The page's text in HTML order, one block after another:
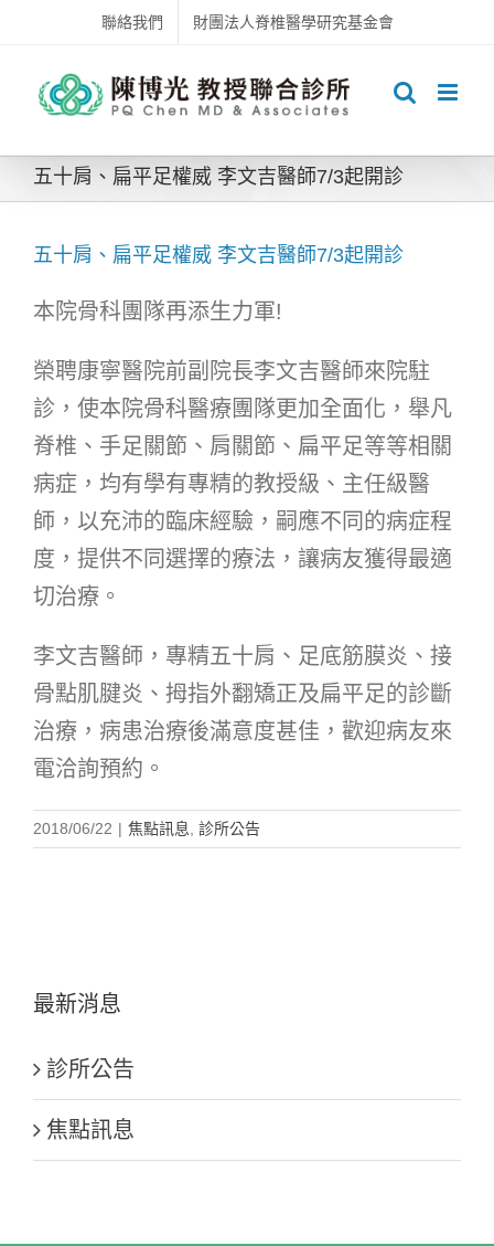
content
聯絡我們 財團法人脊椎醫學研究基金會
五十肩、扁平足權威 李文吉醫師7/3起開診
五十肩、扁平足權威 李文吉醫師7/3起開診
本院骨科團隊再添生力軍!
榮聘康寧醫院前副院長李文吉醫師來院駐
診，使本院骨科醫療團隊更加全面化，舉凡
脊椎、手足關節、肩關節、扁平足等等相關
病症，均有學有專精的教授級、主任級醫
師，以充沛的臨床經驗，嗣應不同的病症程
度，提供不同選擇的療法，讓病友獲得最適
切治療。
李文吉醫師，專精五十肩、足底筋膜炎、接
骨點肌腱炎、拇指外翻矯正及扁平足的診斷
治療，病患治療後滿意度甚佳，歡迎病友來
電洽詢預約。
2018/06/22 | 焦點訊息 診所公告
最新消息
診所公告
焦點訊息